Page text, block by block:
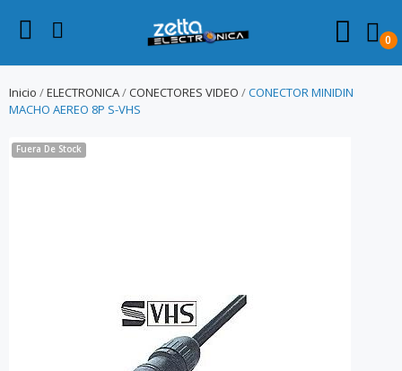
0
Inicio ELECTRONICA CONECTORES VIDEO
CONECTOR MINIDIN
MACHO AEREO 8P S-VHS
Fuera De Stock